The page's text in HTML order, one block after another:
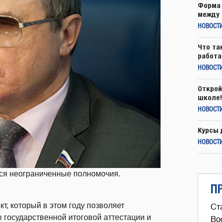
неограниченные полномочия.
который в этом году позволяет
итоговой аттестации и
Форма
между
Что
школе!
Курсы